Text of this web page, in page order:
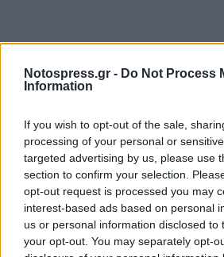
Notospress.gr - Do Not Process
Information
If you wish to opt-out of the sale,
processing of your personal or
targeted advertising by us, please use
section to confirm your selection.
opt-out request is processed you may
interest-based ads based on personal
us or personal information disclosed to
your opt-out. You may separately opt-